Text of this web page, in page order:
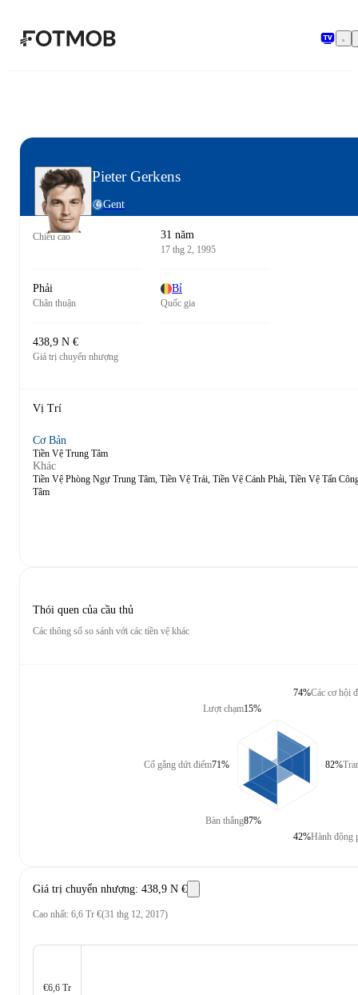
Pieter Gerkens
Gent
Chiều cao 31 năm
17 thg 2, 1995
Phải
Chân thuận
Bỉ
Quốc gia
438,9 N €
Giá trị chuyển nhượng
Vị Trí
Cơ Bản
Tiền Vệ Trung Tâm
Khác
Tiền Vệ Phòng Ngự Trung Tâm, Tiền Vệ Trái, Tiền Vệ Cánh Phải, Tiền Vệ Tấn
Tâm
Thói quen của cầu thủ
Các thông số so sánh với các tiền vệ khác
Lượt chạm15%
Cố gắng dứt điểm71%
Bàn thắng87%
Các cơ hội
74%
82%
Hành động
42%
Giá trị chuyển nhượng: 438,9 N €
Cao nhất: 6,6 Tr €(31 thg 12, 2017)
€6,6 Tr